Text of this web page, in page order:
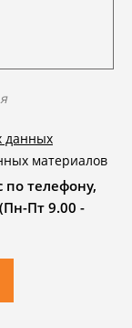
данных
материалов
по телефону,
Пт 9.00 -